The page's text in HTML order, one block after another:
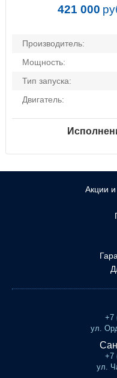
421 000
Производитель:
Мощность:
Тип запуска:
Двигатель:
Акции
+7
ул.
+7
ул.